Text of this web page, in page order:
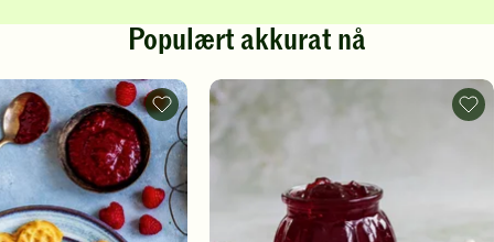
Populært akkurat nå
Vafler
-
legg
til
favoritter
-